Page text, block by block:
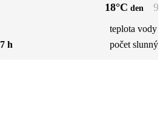
7 h
18°C den 9
teplota vody
počet